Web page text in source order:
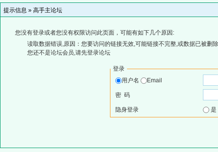
提示信息 » 高手主论坛
您没有登录或者您没有权限访问此页面，可能有如下几个原因:
读取数据错误,原因：您要访问的链接无效,可能链接不完整,或数据已被删
您还不是论坛会员,请先登录论坛
登录
用户名
Email
密 码
隐身登录